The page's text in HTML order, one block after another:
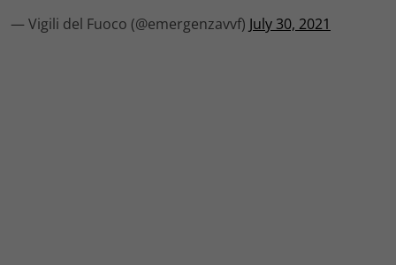
— Vigili del Fuoco (@emergenzavvf) July 30, 2021